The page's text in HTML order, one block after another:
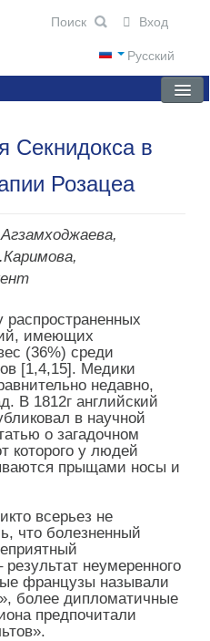
Русский
Вход
Секнидокса в
Розацеа
распространенных
имеющих
(36%) среди
[1,4,15]. Медики
недавно,
В 1812г английский
в научной
о загадочном
которого у людей
прыщами носы и
всерьез не
что болезненный
неумеренного
французы называли
более дипломатичные
предпочитали